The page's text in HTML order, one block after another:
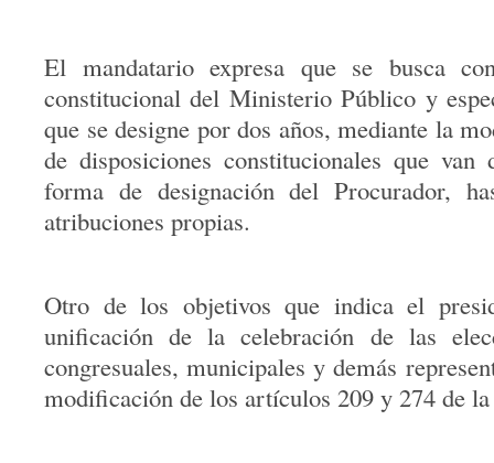
El mandatario expresa que se busca
constitucional del Ministerio Público y
que se designe por dos años, mediante la
de disposiciones constitucionales que
forma de designación del Procurador,
atribuciones propias.
Otro de los objetivos que indica el
unificación de la celebración de las
congresuales, municipales y demás
modificación de los artículos 209 y 274 de